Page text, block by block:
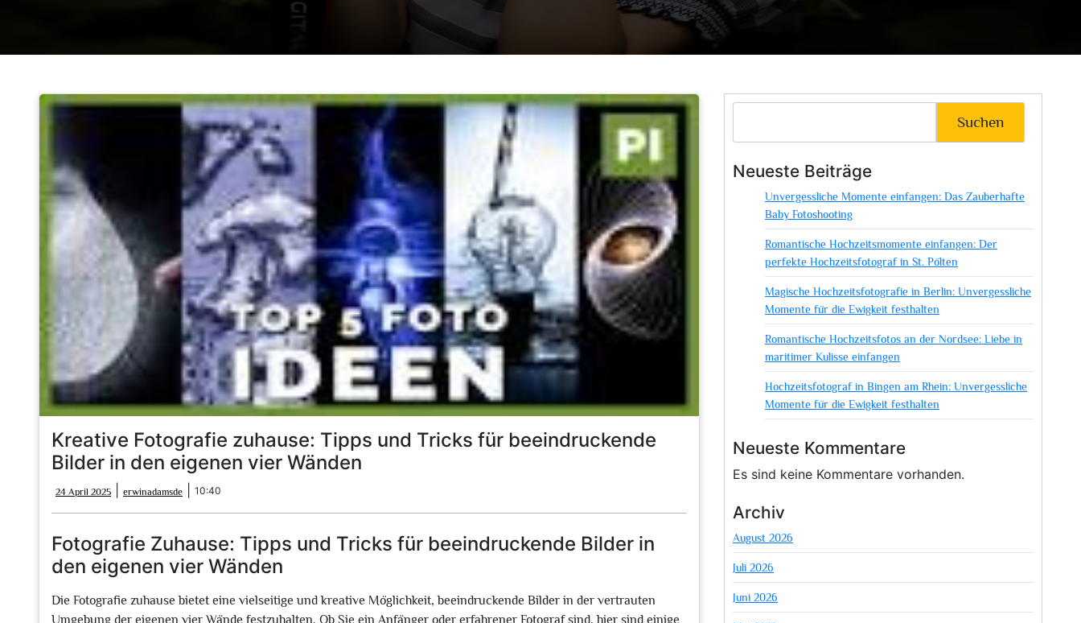
Kreative Fotografie zuhause: Tipps und Tricks für beeindruckende
Bilder in den eigenen vier Wänden
24 April 2025
April
2025
erwinadamsde erwinadamsde
10:40
Fotografie Zuhause: Tipps und Tricks für beeindruckende Bilder in
den eigenen vier Wänden
Die Fotografie zuhause bietet eine vielseitige und kreative Möglichkeit, beeindruckende Bilder in der vertrauten
Umgebung der eigenen vier Wände festzuhalten. Ob Sie ein Anfänger oder erfahrener Fotograf sind, hier sind einige
Suchen
Neueste Beiträge
Unvergessliche Momente einfangen: Das Zauberhafte
Baby Fotoshooting
Romantische Hochzeitsmomente einfangen: Der
perfekte Hochzeitsfotograf in St. Pölten
Magische Hochzeitsfotografie in Berlin: Unvergessliche
Momente für die Ewigkeit festhalten
Romantische Hochzeitsfotos an der Nordsee: Liebe in
maritimer Kulisse einfangen
Hochzeitsfotograf in Bingen am Rhein: Unvergessliche
Momente für die Ewigkeit festhalten
Neueste Kommentare
Es sind keine Kommentare vorhanden.
Archiv
August 2026
Juli 2026
Juni 2026